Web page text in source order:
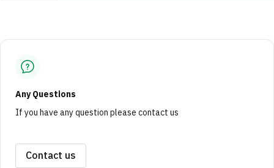
Any Questions
If you have any question please contact us
Contact us